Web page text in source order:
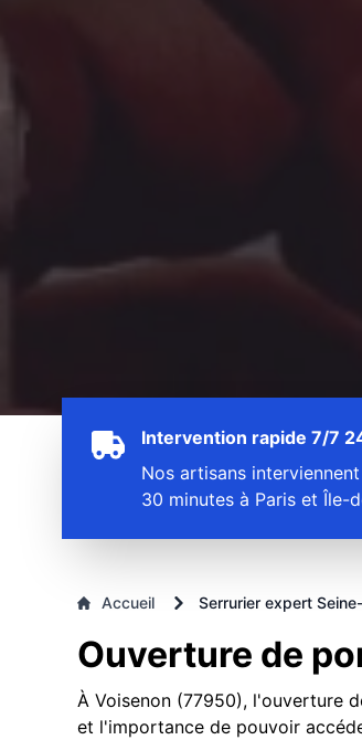
Intervention rapide 7/7
Nos artisans
30 minutes à Paris et Île-
Accueil Serrurier expert
Ouverture de
À Voisenon (77950), l'ouverture
et l'importance de pouvoir